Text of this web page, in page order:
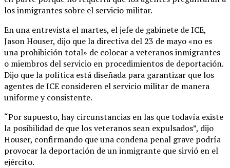
los inmigrantes sobre el servicio militar.
En una entrevista el martes, el jefe de gabinete de ICE,
Jason Houser, dijo que la directiva del 23 de mayo «no es
una prohibición total» de colocar a veteranos inmigrantes
o miembros del servicio en procedimientos de deportación.
Dijo que la política está diseñada para garantizar que los
agentes de ICE consideren el servicio militar de manera
uniforme y consistente.
“Por supuesto, hay circunstancias en las que todavía existe
la posibilidad de que los veteranos sean expulsados”, dijo
Houser, confirmando que una condena penal grave podría
provocar la deportación de un inmigrante que sirvió en el
ejército.